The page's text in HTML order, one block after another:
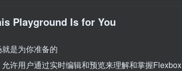
Playground Is for You
是为你准备的
许用户通过实时编辑和预览来理解和掌握Flexbox